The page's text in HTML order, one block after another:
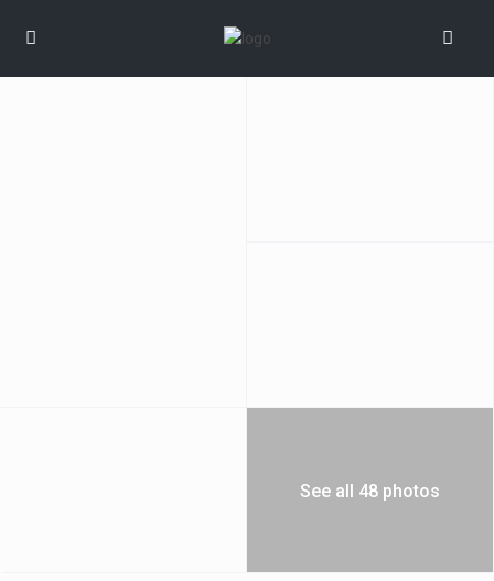
See all 48 photos